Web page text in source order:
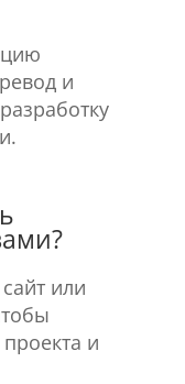
и
или
и